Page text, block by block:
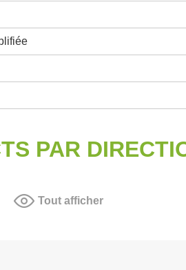
PAR
Tout afficher